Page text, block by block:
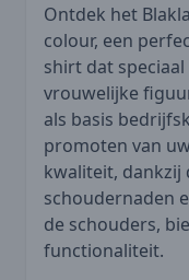
Ontdek het
colour, een
shirt dat
vrouwelijke
als basis
promoten van
kwaliteit, dankzij
schoudernaden
de schouders,
functionaliteit.